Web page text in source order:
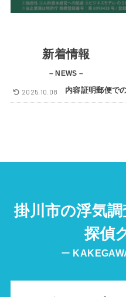
新着情報
– NEWS –
内容証明郵便で
2025.10.08
掛川市の浮気
探偵
ー